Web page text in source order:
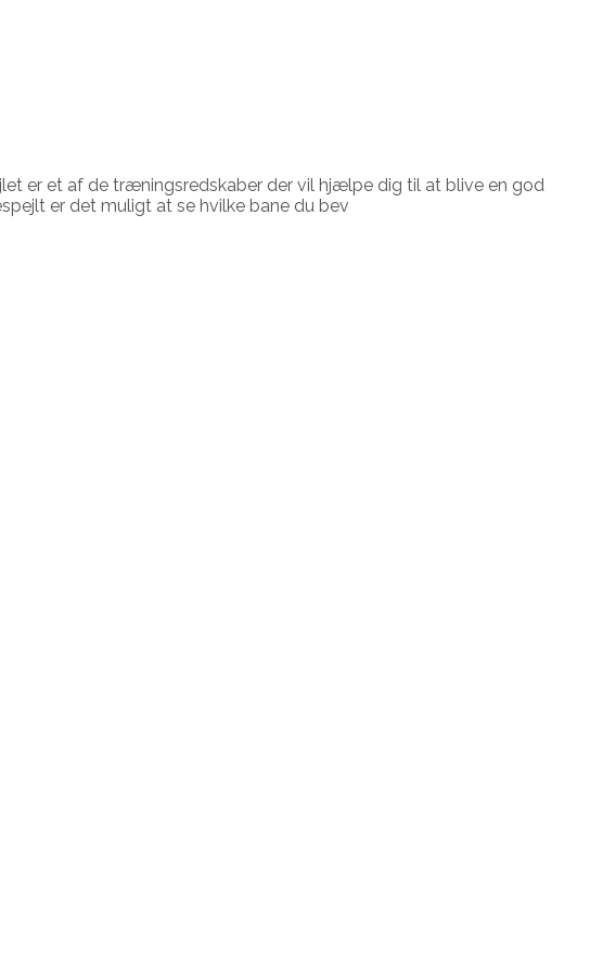
er et af de træningsredskaber der vil hjælpe dig til at blive en god
er det muligt at se hvilke bane du bev